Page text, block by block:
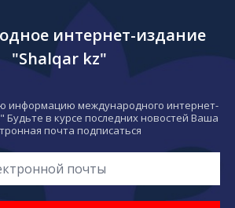
интернет-издание
"Shalqar kz"
информацию международного интернет-
Будьте в курсе последних новостей Ваша
почта подписаться